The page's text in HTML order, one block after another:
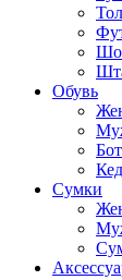
Обувь
Сумки